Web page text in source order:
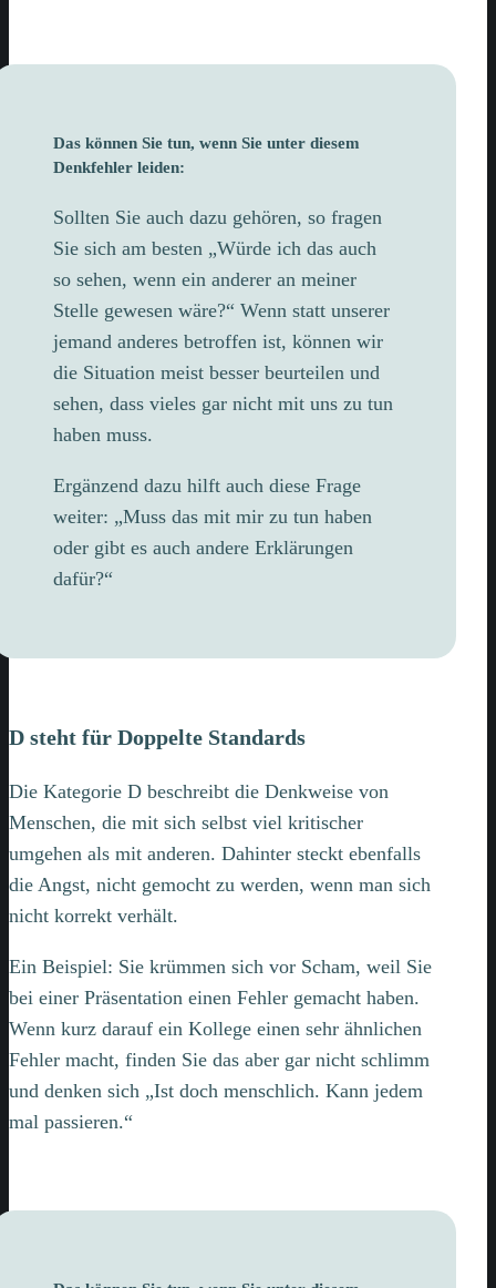
Das können Sie tun, wenn Sie unter diesem
Denkfehler leiden:
Sollten Sie auch dazu gehören, so fragen
Sie sich am besten „Würde ich das auch
so sehen, wenn ein anderer an meiner
Stelle gewesen wäre?“ Wenn statt unserer
jemand anderes betroffen ist, können wir
die Situation meist besser beurteilen und
sehen, dass vieles gar nicht mit uns zu tun
haben muss.
Ergänzend dazu hilft auch diese Frage
weiter: „Muss das mit mir zu tun haben
oder gibt es auch andere Erklärungen
dafür?“
D steht für Doppelte Standards
Die Kategorie D beschreibt die Denkweise von
Menschen, die mit sich selbst viel kritischer
umgehen als mit anderen. Dahinter steckt ebenfalls
die Angst, nicht gemocht zu werden, wenn man sich
nicht korrekt verhält.
Ein Beispiel: Sie krümmen sich vor Scham, weil Sie
bei einer Präsentation einen Fehler gemacht haben.
Wenn kurz darauf ein Kollege einen sehr ähnlichen
Fehler macht, finden Sie das aber gar nicht schlimm
und denken sich „Ist doch menschlich. Kann jedem
mal passieren.“